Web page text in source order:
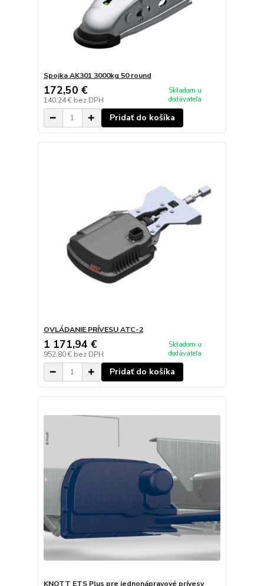
Spojka AK301 3000kg 50 round
172,50 €
140,24 € bez DPH
Skladom u
dodávateľa
Pridať do košíka
OVLÁDANIE PRÍVESU ATC-2
1 171,94 €
952,80 € bez DPH
Skladom u
dodávateľa
Pridať do košíka
KNOTT ETS Plus pre jednonápravové prívesy